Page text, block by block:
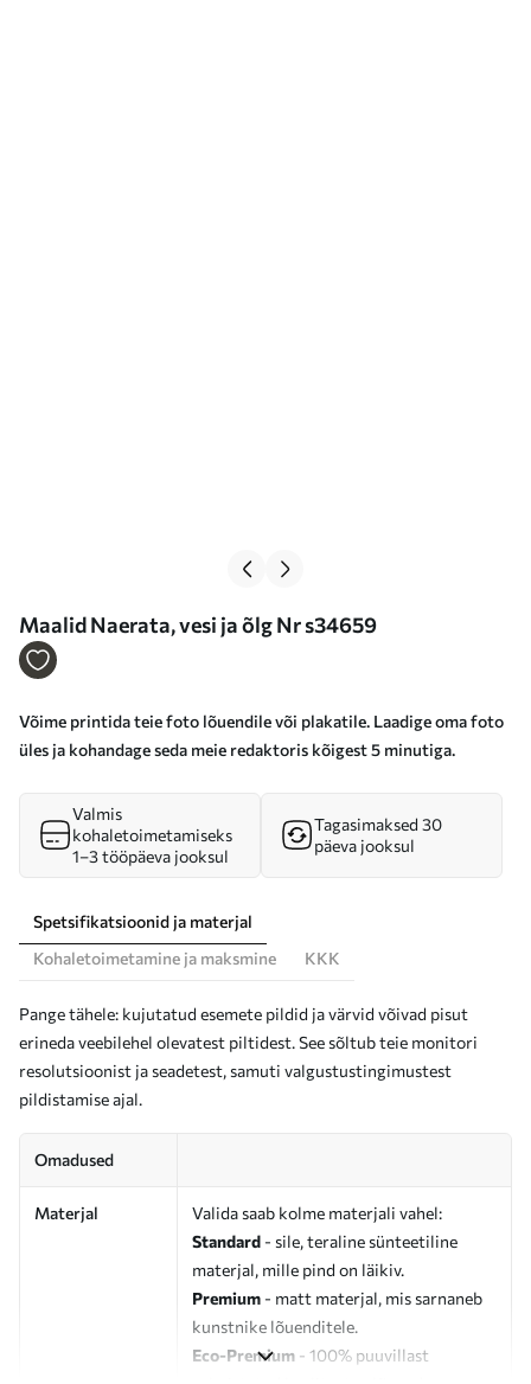
Maalid Naerata, vesi ja õlg Nr s34659
Võime printida teie foto lõuendile või plakatile. Laadige oma foto
üles ja kohandage seda meie redaktoris kõigest 5 minutiga.
Valmis
kohaletoimetamiseks
1–3 tööpäeva jooksul
Tagasimaksed 30
päeva jooksul
Spetsifikatsioonid ja materjal
Kohaletoimetamine ja maksmine
KKK
Pange tähele: kujutatud esemete pildid ja värvid võivad pisut
erineda veebilehel olevatest piltidest. See sõltub teie monitori
resolutsioonist ja seadetest, samuti valgustustingimustest
pildistamise ajal.
Omadused
Materjal
Valida saab kolme materjali vahel:
Standard - sile, teraline sünteetiline
materjal, mille pind on läikiv.
Premium - matt materjal, mis sarnaneb
kunstnike lõuenditele.
Eco-Premium - 100% puuvillast